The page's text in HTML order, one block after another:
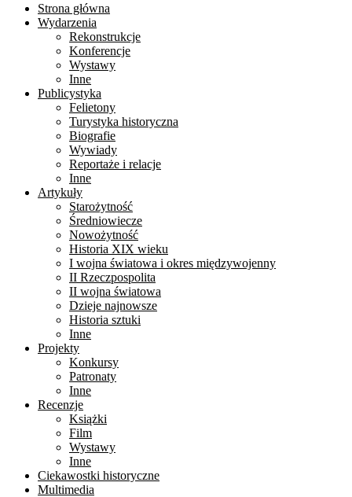
Strona główna
Wydarzenia
Rekonstrukcje
Konferencje
Wystawy
Inne
Publicystyka
Felietony
Turystyka historyczna
Biografie
Wywiady
Reportaże i relacje
Inne
Artykuły
Starożytność
Średniowiecze
Nowożytność
Historia XIX wieku
I wojna światowa i okres międzywojenny
II Rzeczpospolita
II wojna światowa
Dzieje najnowsze
Historia sztuki
Inne
Projekty
Konkursy
Patronaty
Inne
Recenzje
Książki
Film
Wystawy
Inne
Ciekawostki historyczne
Multimedia